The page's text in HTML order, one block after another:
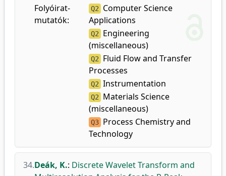
Folyóirat-
mutatók:
Q2 Computer Science
Applications
Q2 Engineering
(miscellaneous)
Q2 Fluid Flow and Transfer
Processes
Q2 Instrumentation
Q2 Materials Science
(miscellaneous)
Q3 Process Chemistry and
Technology
34.Deák, K.: Discrete Wavelet Transform and